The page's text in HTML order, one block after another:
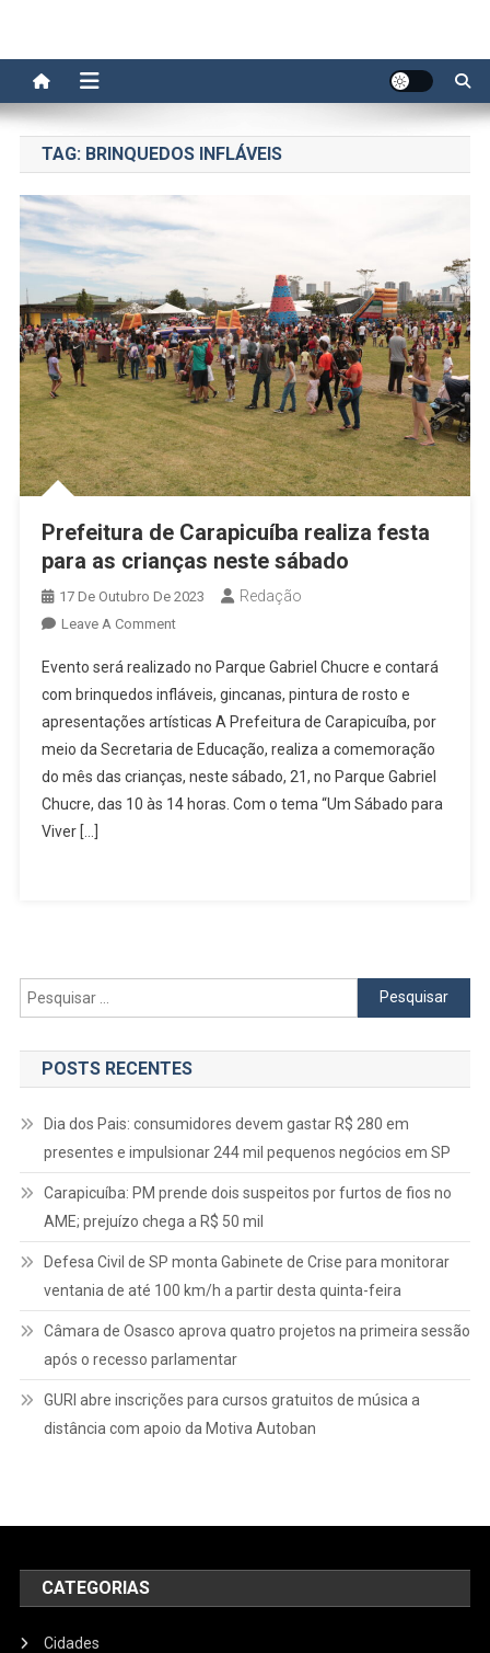
TAG: BRINQUEDOS INFLÁVEIS
Prefeitura de Carapicuíba realiza festa
para as crianças neste sábado
17 De Outubro De 2023 Redação
Leave A CommentOn
De
Carapicuíba
Realiza
Festa
Para
As
Evento será realizado no Parque Gabriel Chucre e contará
com brinquedos infláveis, gincanas, pintura de rosto e
apresentações artísticas A Prefeitura de Carapicuíba, por
meio da Secretaria de Educação, realiza a comemoração
do mês das crianças, neste sábado, 21, no Parque Gabriel
Chucre, das 10 às 14 horas. Com o tema “Um Sábado para
Viver […]
Pesquisar
por:
POSTS RECENTES
Dia dos Pais: consumidores devem gastar R$ 280 em
presentes e impulsionar 244 mil pequenos negócios em SP
Carapicuíba: PM prende dois suspeitos por furtos de fios no
AME; prejuízo chega a R$ 50 mil
Defesa Civil de SP monta Gabinete de Crise para monitorar
ventania de até 100 km/h a partir desta quinta-feira
Câmara de Osasco aprova quatro projetos na primeira sessão
após o recesso parlamentar
GURI abre inscrições para cursos gratuitos de música a
distância com apoio da Motiva Autoban
CATEGORIAS
Cidades